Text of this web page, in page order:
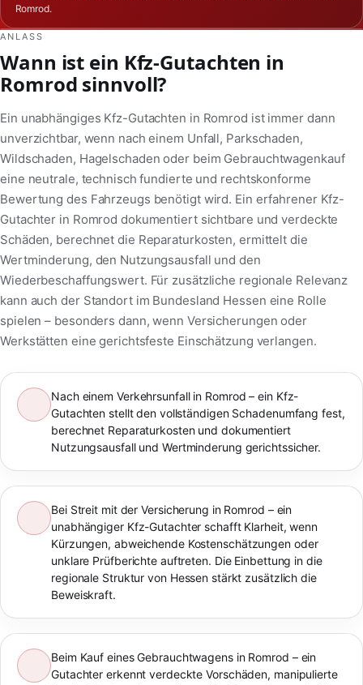
Romrod.
ANLASS
Wann ist ein Kfz-Gutachten in
Romrod sinnvoll?
Ein unabhängiges Kfz-Gutachten in Romrod ist immer dann
unverzichtbar, wenn nach einem Unfall, Parkschaden,
Wildschaden, Hagelschaden oder beim Gebrauchtwagenkauf
eine neutrale, technisch fundierte und rechtskonforme
Bewertung des Fahrzeugs benötigt wird. Ein erfahrener Kfz-
Gutachter in Romrod dokumentiert sichtbare und verdeckte
Schäden, berechnet die Reparaturkosten, ermittelt die
Wertminderung, den Nutzungsausfall und den
Wiederbeschaffungswert. Für zusätzliche regionale Relevanz
kann auch der Standort im Bundesland Hessen eine Rolle
spielen – besonders dann, wenn Versicherungen oder
Werkstätten eine gerichtsfeste Einschätzung verlangen.
Nach einem Verkehrsunfall in Romrod – ein Kfz-
Gutachten stellt den vollständigen Schadenumfang fest,
berechnet Reparaturkosten und dokumentiert
Nutzungsausfall und Wertminderung gerichtssicher.
Bei Streit mit der Versicherung in Romrod – ein
unabhängiger Kfz-Gutachter schafft Klarheit, wenn
Kürzungen, abweichende Kostenschätzungen oder
unklare Prüfberichte auftreten. Die Einbettung in die
regionale Struktur von Hessen stärkt zusätzlich die
Beweiskraft.
Beim Kauf eines Gebrauchtwagens in Romrod – ein
Gutachter erkennt verdeckte Vorschäden, manipulierte